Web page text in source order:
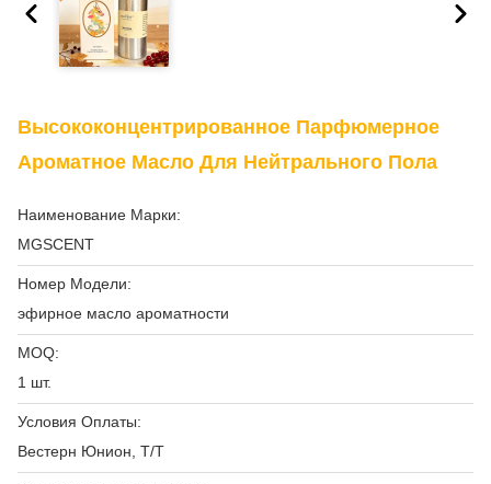
Высококонцентрированное Парфюмерное
Ароматное Масло Для Нейтрального Пола
Наименование Марки:
MGSCENT
Номер Модели:
эфирное масло ароматности
MOQ:
1 шт.
Условия Оплаты:
Вестерн Юнион, Т/Т